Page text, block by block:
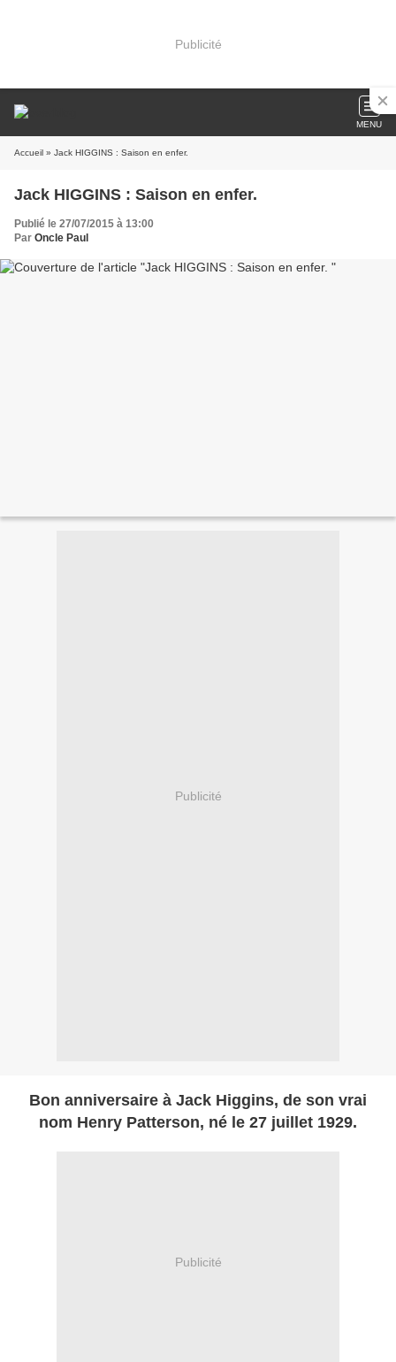
Publicité
MENU
Accueil » Jack HIGGINS : Saison en enfer.
Jack HIGGINS : Saison en enfer.
Publié le 27/07/2015 à 13:00
Par Oncle Paul
Publicité
Bon anniversaire à Jack Higgins, de son vrai
nom Henry Patterson, né le 27 juillet 1929.
Publicité